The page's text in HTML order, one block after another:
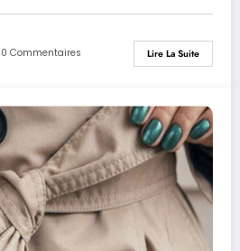
0 Commentaires Lire La Suite